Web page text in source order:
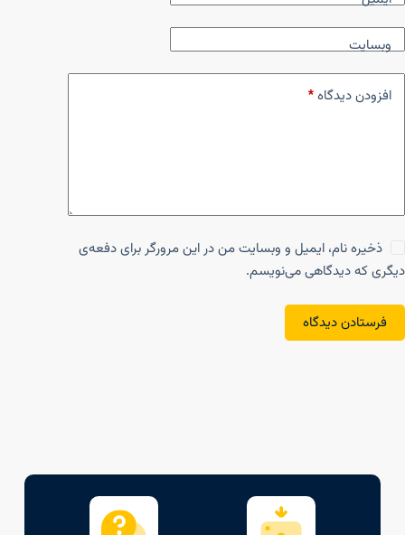
وبسایت
افزودن دیدگاه*
ذخیره نام، ایمیل و وبسایت من در این مرورگر برای دفعه‌ی
دیگری که دیدگاهی می‌نویسم.
فرستادن دیدگاه